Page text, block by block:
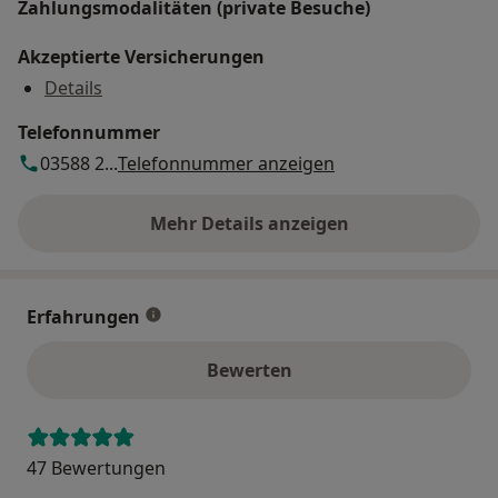
Zahlungsmodalitäten (private Besuche)
Akzeptierte Versicherungen
Details
Telefonnummer
03588 2...Telefonnummer anzeigen
Mehr Details anzeigen
über die Adresse
Erfahrungen
Bewerten
47 Bewertungen